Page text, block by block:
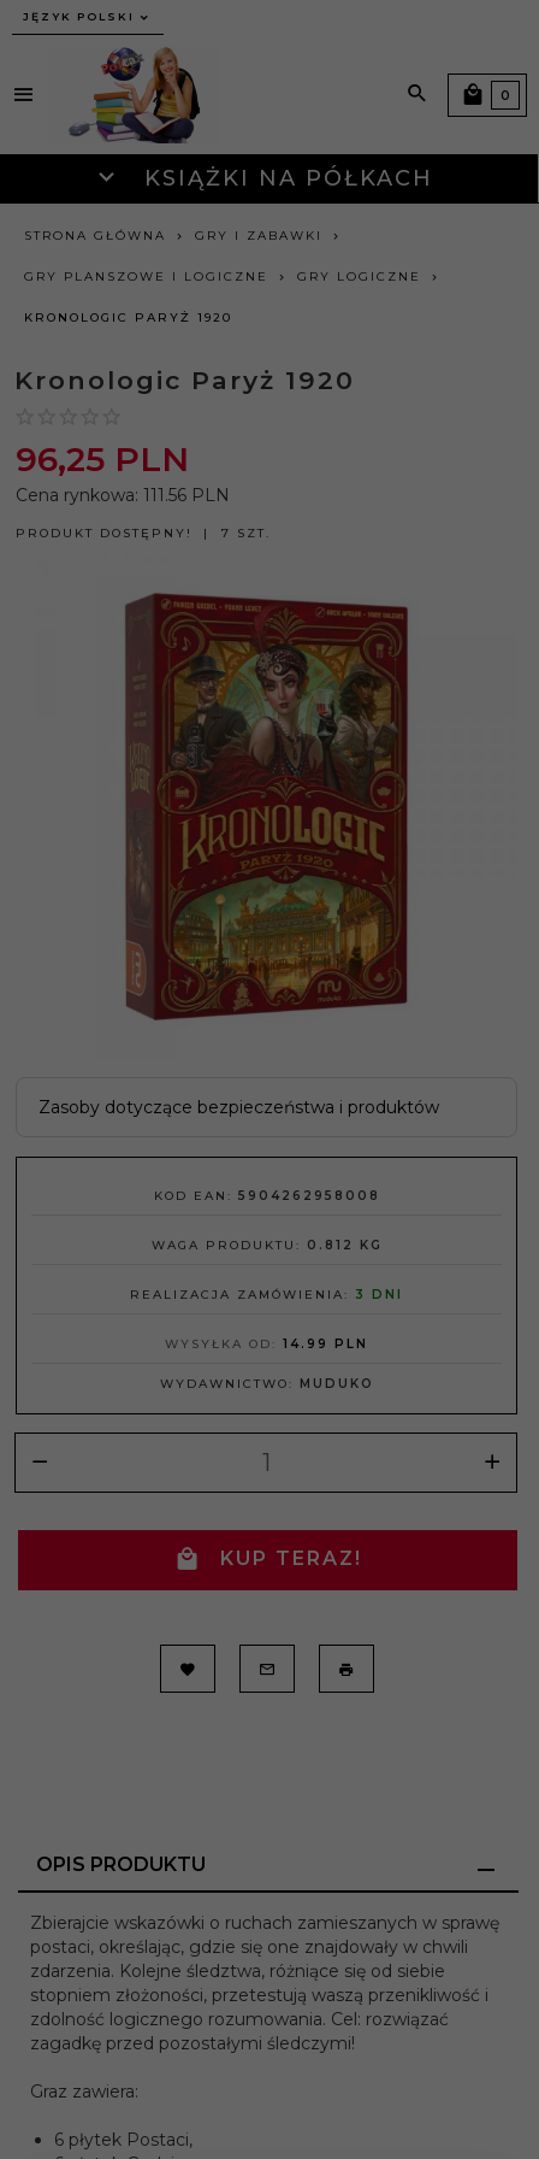
JĘZYK POLSKI
KSIĄŻKI NA PÓŁKACH
0
STRONA GŁÓWNA GRY I ZABAWKI
GRY PLANSZOWE I LOGICZNE GRY LOGICZNE
KRONOLOGIC PARYŻ 1920
Kronologic Paryż 1920
96,25 PLN
Cena rynkowa: 111.56 PLN
PRODUKT DOSTĘPNY! 7 SZT.
Zasoby dotyczące bezpieczeństwa i produktów
KOD EAN: 5904262958008
WAGA PRODUKTU: 0.812 KG
REALIZACJA ZAMÓWIENIA: 3 DNI
WYSYŁKA OD: 14.99 PLN
WYDAWNICTWO: MUDUKO
KUP TERAZ!
OPIS PRODUKTU
Zbierajcie wskazówki o ruchach zamieszanych w sprawę
postaci, określając, gdzie się one znajdowały w chwili
zdarzenia. Kolejne śledztwa, różniące się od siebie
stopniem złożoności, przetestują waszą przenikliwość i
zdolność logicznego rozumowania. Cel: rozwiązać
zagadkę przed pozostałymi śledczymi!
Graz zawiera:
6 płytek Postaci,